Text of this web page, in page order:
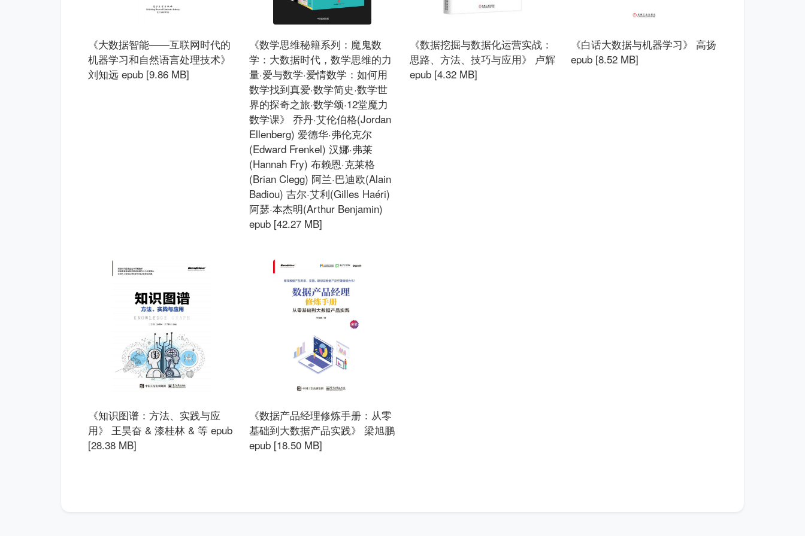
《大数据智能——互联网时代的
机器学习和自然语言处理技术》
刘知远 epub [9.86 MB]
《数学思维秘籍系列：魔鬼数
学：大数据时代，数学思维的力
量·爱与数学·爱情数学：如何用
数学找到真爱·数学简史·数学世
界的探奇之旅·数学颂·12堂魔力
数学课》 乔丹·艾伦伯格(Jordan
Ellenberg) 爱德华·弗伦克尔
(Edward Frenkel) 汉娜·弗莱
(Hannah Fry) 布赖恩·克莱格
(Brian Clegg) 阿兰·巴迪欧(Alain
Badiou) 吉尔·艾利(Gilles Haéri)
阿瑟·本杰明(Arthur Benjamin)
epub [42.27 MB]
《数据挖掘与数据化运营实战：
思路、方法、技巧与应用》 卢辉
epub [4.32 MB]
《白话大数据与机器学习》 高扬
epub [8.52 MB]
《知识图谱：方法、实践与应
用》 王昊奋 & 漆桂林 & 等 epub
[28.38 MB]
《数据产品经理修炼手册：从零
基础到大数据产品实践》 梁旭鹏
epub [18.50 MB]